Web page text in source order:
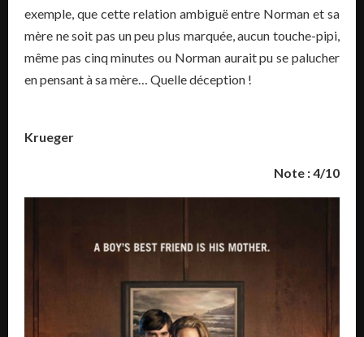
exemple, que cette relation ambiguë entre Norman et sa
mère ne soit pas un peu plus marquée, aucun touche-pipi,
même pas cinq minutes ou Norman aurait pu se palucher
en pensant à sa mère… Quelle déception !
Krueger
Note : 4/10